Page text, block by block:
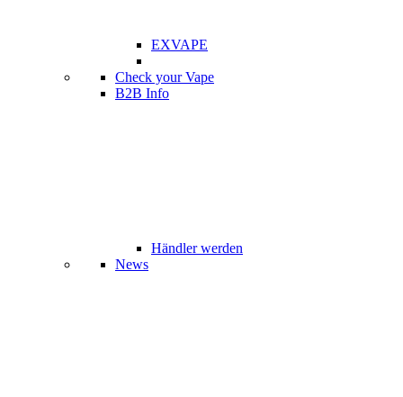
EXVAPE
Check your Vape
B2B Info
Händler werden
News